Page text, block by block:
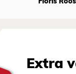
Floris Roos
Extra